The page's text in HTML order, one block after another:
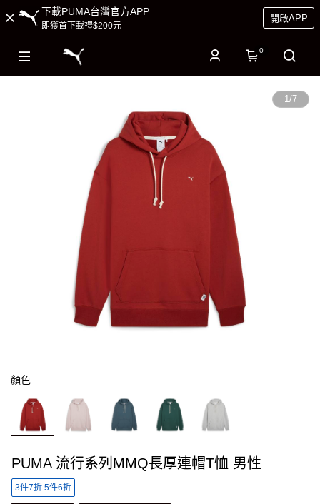
下載PUMA台灣官方APP
即獲首下載禮$200元
開啟APP
0
1/7
顏色
PUMA 流行系列MMQ長厚連帽T恤 男性
3件7折 5件6折